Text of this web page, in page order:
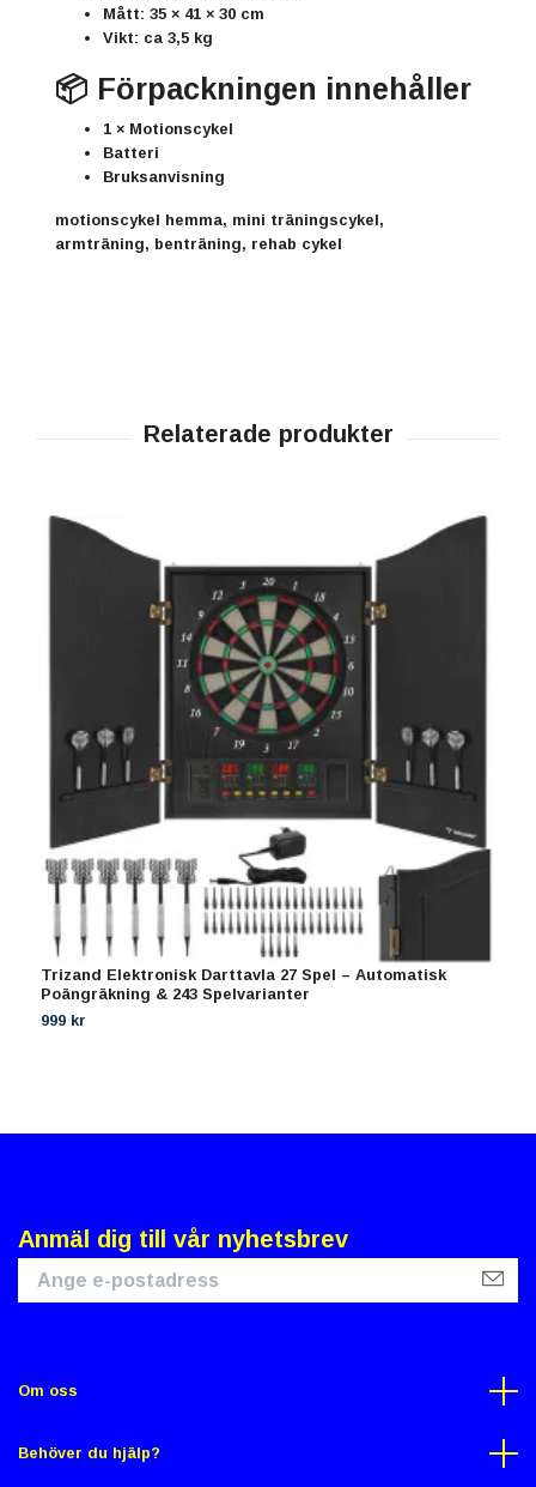
Mått: 35 × 41 × 30 cm
Vikt: ca 3,5 kg
📦 Förpackningen innehåller
1 × Motionscykel
Batteri
Bruksanvisning
motionscykel hemma, mini träningscykel,
armträning, benträning, rehab cykel
Trizand Elektronisk Darttavla 27 Spel – Automatisk
Poängräkning & 243 Spelvarianter
999 kr
Anmäl dig till vår nyhetsbrev
Om oss
Behöver du hjälp?